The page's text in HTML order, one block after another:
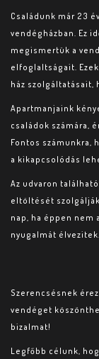
Családunk már 23
vendégházban. Ez
megismertük a
elfoglaltságait.
ház szolgáltatásait,
Apartmanjaink
családok számára,
Fontos számunkra,
a kikapcsolódás
Az udvaron
eltöltését
nap, ha éppen nem
nyugalmát élvezitek.
Szerencsésnek
vendéget
bizalmat!
Legfőbb célunk,